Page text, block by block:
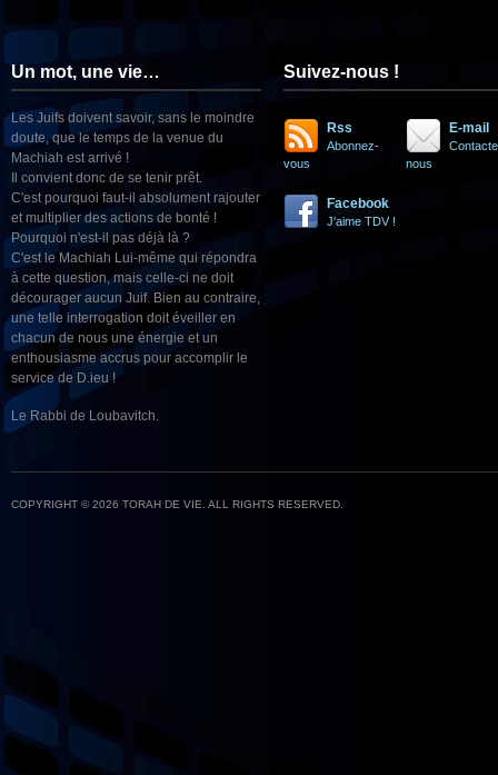
Un mot, une vie…
Les Juifs doivent savoir, sans le moindre
doute, que le temps de la venue du
Machiah est arrivé !
Il convient donc de se tenir prêt.
C'est pourquoi faut-il absolument rajouter
et multiplier des actions de bonté !
Pourquoi n'est-il pas déjà là ?
C'est le Machiah Lui-même qui répondra
à cette question, mais celle-ci ne doit
décourager aucun Juif. Bien au contraire,
une telle interrogation doit éveiller en
chacun de nous une énergie et un
enthousiasme accrus pour accomplir le
service de D.ieu !
Le Rabbi de Loubavitch.
Suivez-nous !
Rss
Abonnez-
vous
E-mail
nous
Facebook
J'aime TDV !
COPYRIGHT © 2026 TORAH DE VIE. ALL RIGHTS RESERVED.